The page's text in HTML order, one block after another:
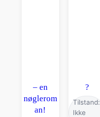
– en
nøglerom
an!
?
Tilstand:
Ikke